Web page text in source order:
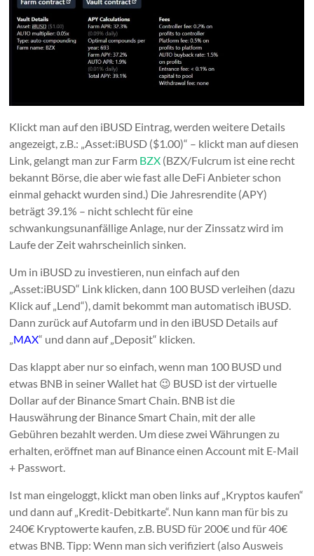
Klickt man auf den iBUSD Eintrag, werden weitere Details
angezeigt, z.B.: „Asset:iBUSD ($1.00)“ – klickt man auf diesen
Link, gelangt man zur Farm BZX (BZX/Fulcrum ist eine recht
bekannt Börse, die aber wie fast alle DeFi Anbieter schon
einmal gehackt wurden sind.) Die Jahresrendite (APY)
beträgt 39.1% – nicht schlecht für eine
schwankungsunanfällige Anlage, nur der Zinssatz wird im
Laufe der Zeit wahrscheinlich sinken.
Um in iBUSD zu investieren, nun einfach auf den
„Asset:iBUSD“ Link klicken, dann 100 BUSD verleihen (dazu
Klick auf „Lend“), damit bekommt man automatisch iBUSD.
Dann zurück auf Autofarm und in den iBUSD Details auf
MAX“ und dann auf „Deposit“ klicken.
Das klappt aber nur so einfach, wenn man 100 BUSD und
etwas BNB in seiner Wallet hat 😉 BUSD ist der virtuelle
Dollar auf der Binance Smart Chain. BNB ist die
Hauswährung der Binance Smart Chain, mit der alle
Gebühren bezahlt werden. Um diese zwei Währungen zu
erhalten, eröffnet man auf Binance einen Account mit E-Mail
+ Passwort.
Ist man eingeloggt, klickt man oben links auf „Kryptos kaufen“
und dann auf „Kredit-Debitkarte“. Nun kann man für bis zu
240€ Kryptowerte kaufen, z.B. BUSD für 200€ und für 40€
etwas BNB. Tipp: Wenn man sich verifiziert (also Ausweis